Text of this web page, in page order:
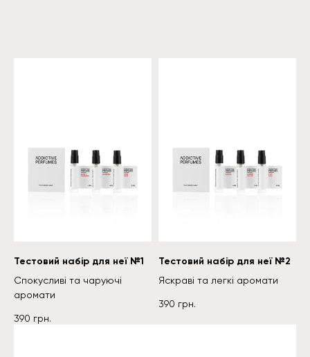
Тестовий набір для неї №1
Спокусливі та чаруючі
аромати
390 грн.
Тестовий набір для неї №2
Яскраві та легкі аромати
390 грн.